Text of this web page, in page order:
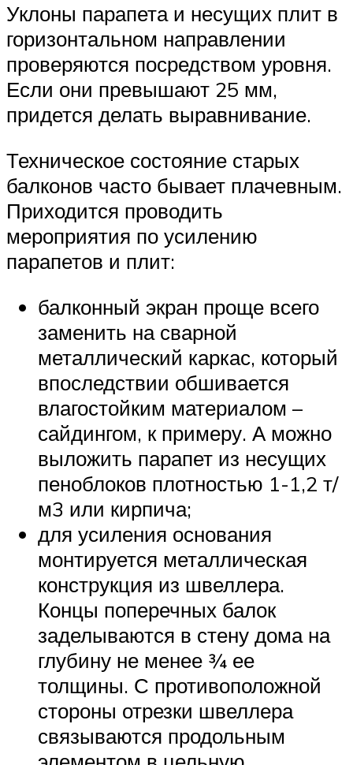
Уклоны парапета и несущих плит в
горизонтальном направлении
проверяются посредством уровня.
Если они превышают 25 мм,
придется делать выравнивание.
Техническое состояние старых
балконов часто бывает плачевным.
Приходится проводить
мероприятия по усилению
парапетов и плит:
балконный экран проще всего
заменить на сварной
металлический каркас, который
впоследствии обшивается
влагостойким материалом –
сайдингом, к примеру. А можно
выложить парапет из несущих
пеноблоков плотностью 1-1,2 т/
м3 или кирпича;
для усиления основания
монтируется металлическая
конструкция из швеллера.
Концы поперечных балок
заделываются в стену дома на
глубину не менее ¾ ее
толщины. С противоположной
стороны отрезки швеллера
связываются продольным